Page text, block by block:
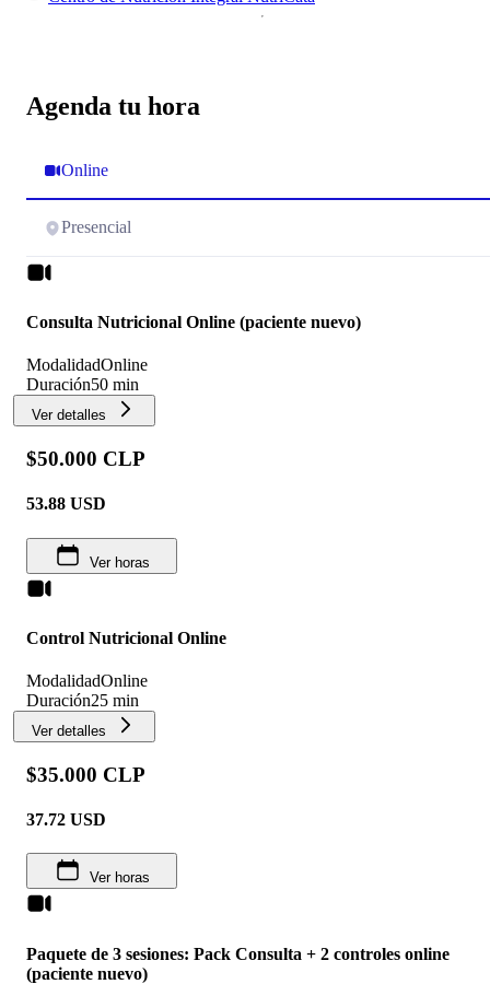
Agenda tu hora
Online
Presencial
Consulta Nutricional Online (paciente nuevo)
ModalidadOnline
Duración50 min
Ver detalles
$50.000 CLP
53.88 USD
Ver horas
Control Nutricional Online
ModalidadOnline
Duración25 min
Ver detalles
$35.000 CLP
37.72 USD
Ver horas
Paquete de 3 sesiones: Pack Consulta + 2 controles online
(paciente nuevo)